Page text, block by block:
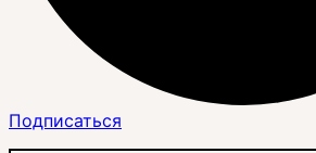
Подписаться